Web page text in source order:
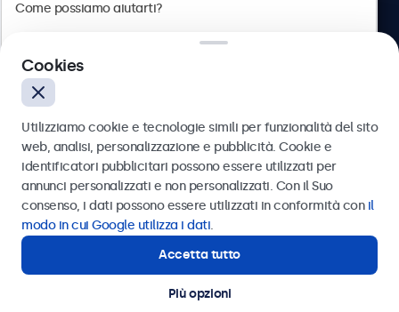
Italiano
© 2026 Beetronics
Inviare
Oppure chiamaci al
Contatta i nostri esperti
Cookies
Utilizziamo cookie e tecnologie simili per funzionalità del sito
web, analisi, personalizzazione e pubblicità. Cookie e
identificatori pubblicitari possono essere utilizzati per
annunci personalizzati e non personalizzati. Con il Suo
consenso, i dati possono essere utilizzati in conformità con il
modo in cui Google utilizza i dati.
Accetta tutto
Più opzioni